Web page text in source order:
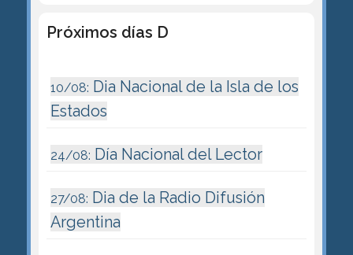
Próximos días D
10/08: Dia Nacional de la Isla de los
Estados
24/08: Día Nacional del Lector
27/08: Dia de la Radio Difusión
Argentina